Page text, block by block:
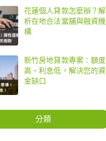
花蓮個人貸款怎麼辦？解
析在地合法當舖與融資機
構
新竹房地貸款專案：額度
高、利息低，解決您的資
金缺口
分類